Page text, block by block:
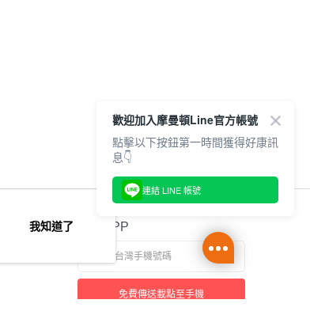
官方APP
免費傳送載點至手機
我知道了
歡迎加入摩曼頓Line官方帳號
點擊以下按鈕第一時間獲得好康訊
息👇
連結 LINE 帳號